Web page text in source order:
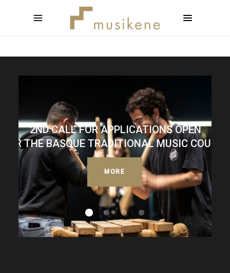
2ND CALL FOR APPLICATIONS OPEN
FOR THE BASQUE TRADITIONAL MUSIC COURSE
MORE